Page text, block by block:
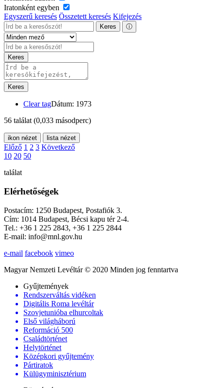
Iratonként egyben
Egyszerű keresés Összetett keresés Kifejezés
Keres ⓘ
Keres
Keres
Clear tagDátum: 1973
56 találat (0,033 másodperc)
ikon nézet lista nézet
Előző 1 2 3 Következő
10 20 50
találat
Elérhetőségek
Postacím: 1250 Budapest, Postafiók 3.
Cím: 1014 Budapest, Bécsi kapu tér 2-4.
Tel.: +36 1 225 2843, +36 1 225 2844
E-mail: info@mnl.gov.hu
e-mail facebook vimeo
Magyar Nemzeti Levéltár © 2020 Minden jog fenntartva
Gyűjtemények
Rendszerváltás vidéken
Digitális Roma levéltár
Szovjetunióba elhurcoltak
Első világháború
Reformáció 500
Családtörténet
Helytörténet
Középkori gyűjtemény
Pártiratok
Külügyminisztérium